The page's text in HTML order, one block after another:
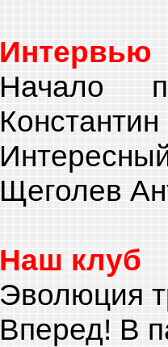
Интервью
Начало
Константин
Щеголев
Наш клуб
Эволюция
Вперед! В